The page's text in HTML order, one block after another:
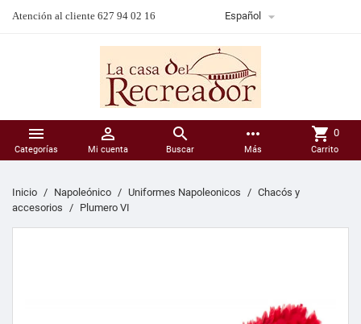
Atención al cliente 627 94 02 16 Español 

Categorías

Mi cuenta

Buscar
more_horiz
Más
shopping_cart 0
Carrito
Inicio Napoleónico Uniformes Napoleonicos
Chacós y
accesorios
Plumero VI